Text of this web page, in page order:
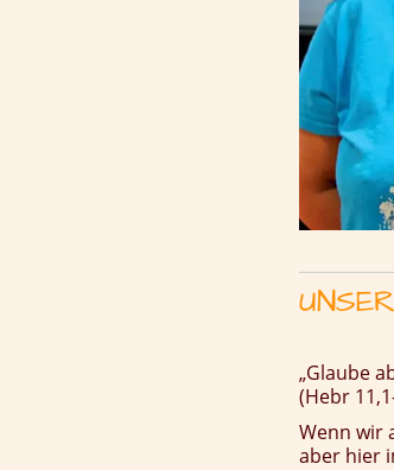
„Glaube
(Hebr
Wenn wir
aber hier